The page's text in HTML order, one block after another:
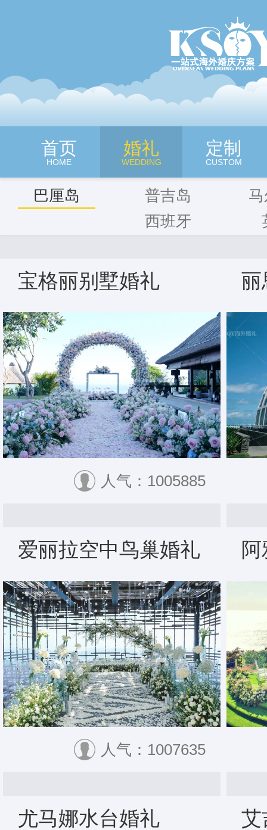
深圳旷世奇缘海外婚纱摄影
首页
HOME
婚礼
WEDDING
定制
CUSTOM
巴厘岛 普吉岛
西班牙
宝格丽别墅婚礼
人气：1005885
丽
爱丽拉空中鸟巢婚礼
人气：1007635
尤马娜水台婚礼 艾